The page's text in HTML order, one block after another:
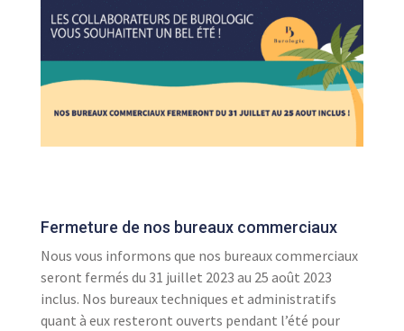
Fermeture de nos bureaux commerciaux
Nous vous informons que nos bureaux commerciaux
seront fermés du 31 juillet 2023 au 25 août 2023
inclus. Nos bureaux techniques et administratifs
quant à eux resteront ouverts pendant l’été pour